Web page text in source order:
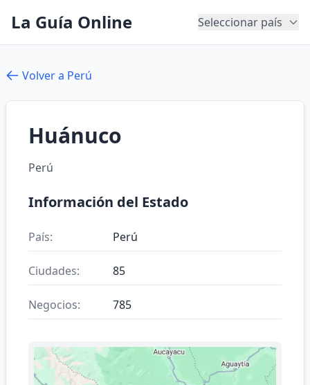
La Guía Online Seleccionar país
Volver a Perú
Huánuco
Perú
Información del Estado
País: Perú
Ciudades: 85
Negocios: 785